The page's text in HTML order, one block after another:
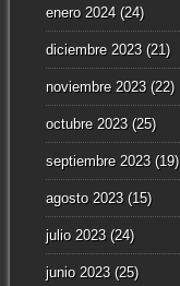
enero 2024(24)
diciembre 2023(21)
noviembre 2023(22)
octubre 2023(25)
septiembre 2023(19)
agosto 2023(15)
julio 2023(24)
junio 2023(25)